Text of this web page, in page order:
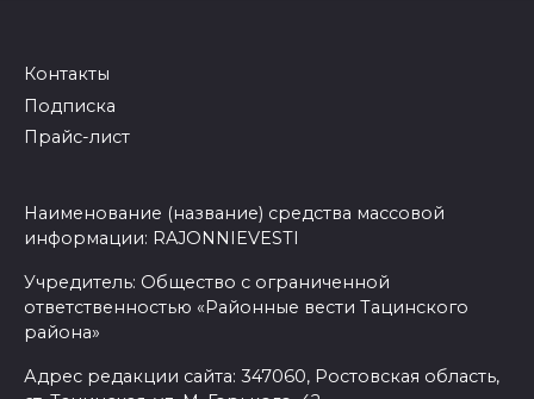
Контакты
Подписка
Прайс-лист
Наименование (название) средства массовой
информации: RAJONNIEVESTI
Учредитель: Общество с ограниченной
ответственностью «Районные вести Тацинского
района»
Адрес редакции сайта: 347060, Ростовская область,